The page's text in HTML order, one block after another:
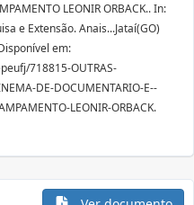
LEONIR ORBACK.. In:
e Extensão. Anais...Jataí(GO)
em:
718815-OUTRAS-
DE-DOCUMENTARIO-E--
LEONIR-ORBACK.